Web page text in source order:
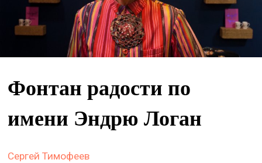
&
Фонтан радости по
имени Эндрю Логан
Сергей Тимофеев